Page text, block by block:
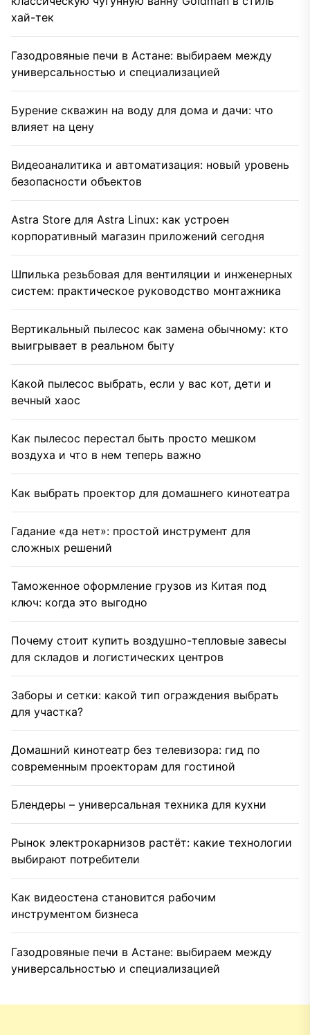
хай-тек
Газодровяные печи в Астане: выбираем между
универсальностью и специализацией
Бурение скважин на воду для дома и дачи: что
влияет на цену
Видеоаналитика и автоматизация: новый уровень
безопасности объектов
Astra Store для Astra Linux: как устроен
корпоративный магазин приложений сегодня
Шпилька резьбовая для вентиляции и инженерных
систем: практическое руководство монтажника
Вертикальный пылесос как замена обычному: кто
выигрывает в реальном быту
Какой пылесос выбрать, если у вас кот, дети и
вечный хаос
Как пылесос перестал быть просто мешком
воздуха и что в нем теперь важно
Как выбрать проектор для домашнего кинотеатра
Гадание «да нет»: простой инструмент для
сложных решений
Таможенное оформление грузов из Китая под
ключ: когда это выгодно
Почему стоит купить воздушно-тепловые завесы
для складов и логистических центров
Заборы и сетки: какой тип ограждения выбрать
для участка?
Домашний кинотеатр без телевизора: гид по
современным проекторам для гостиной
Блендеры – универсальная техника для кухни
Рынок электрокарнизов растёт: какие технологии
выбирают потребители
Как видеостена становится рабочим
инструментом бизнеса
Газодровяные печи в Астане: выбираем между
универсальностью и специализацией